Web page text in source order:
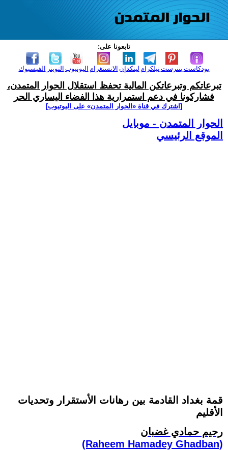
تابعونا على:
الفيسبوك التويتر اليوتيوب الانستغرام لينكدإن تيلكرامبنترست بودكاست
تبرعاتكم وتبرعاتكن المالية تحفظ استقلال الحوار المتمدن،
فشاركونا في دعم استمرارية هذا الفضاء اليساري الحر
[اشترك في قناة ‫«الحوار المتمدن» على اليوتيوب]
الحوار المتمدن - موبايل
الموقع الرئيسي
قمة بغداد القادمة بين رهانات الأستقرار وتحديات
الأقليم
رحيم حمادي غضبان
(Raheem Hamadey Ghadban)